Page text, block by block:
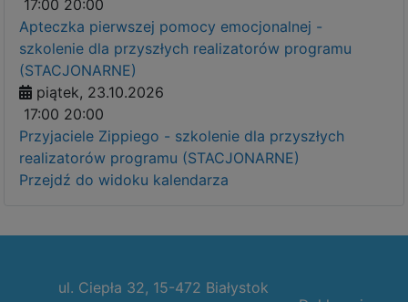
17:00 20:00
Apteczka pierwszej pomocy emocjonalnej -
szkolenie dla przyszłych realizatorów programu
(STACJONARNE)
piątek, 23.10.2026
17:00 20:00
Przyjaciele Zippiego - szkolenie dla przyszłych
realizatorów programu (STACJONARNE)
Przejdź do widoku kalendarza
ul. Ciepła 32, 15-472 Białystok